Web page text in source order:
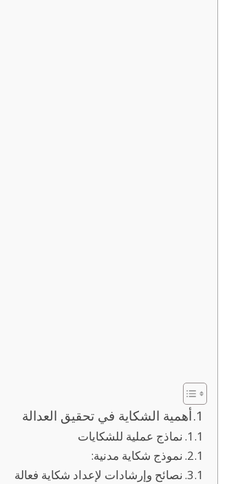
أهمية الشكاية في تحقيق العدالة
نماذج عملية للشكايات
نموذج شكاية مدنية:
نصائح وإرشادات لإعداد شكاية فعالة